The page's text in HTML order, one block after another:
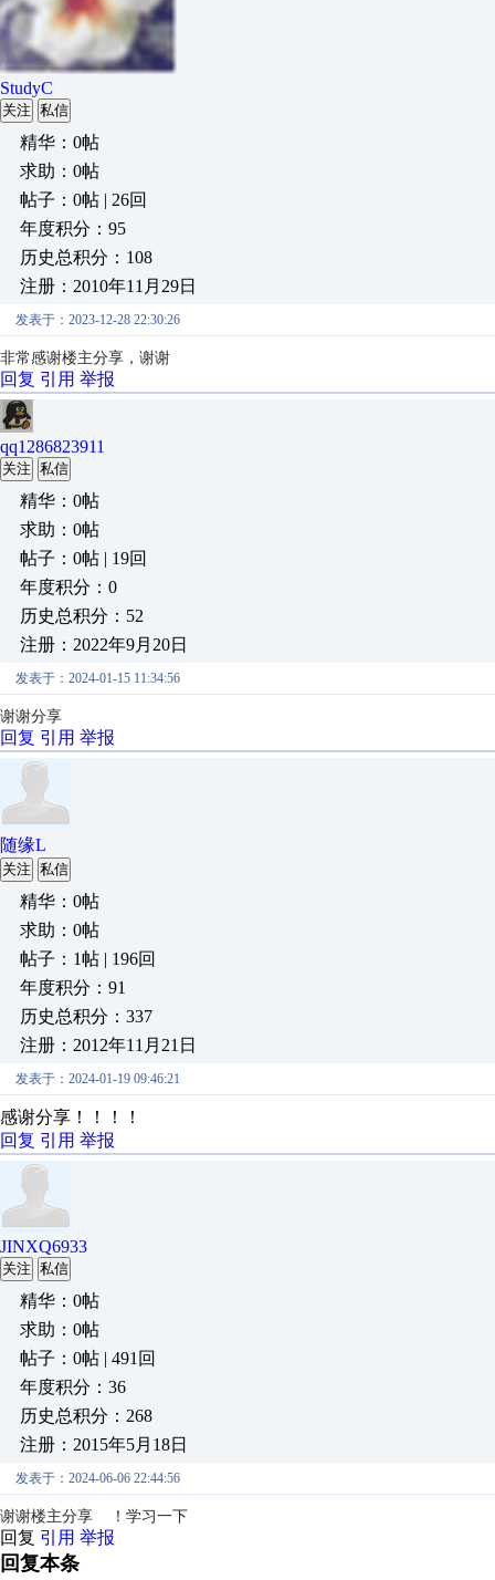
StudyC
关注 私信
精华：0帖
求助：0帖
帖子：0帖 | 26回
年度积分：95
历史总积分：108
注册：2010年11月29日
发表于：2023-12-28 22:30:26
非常感谢楼主分享，谢谢
回复 引用 举报
qq1286823911
关注 私信
精华：0帖
求助：0帖
帖子：0帖 | 19回
年度积分：0
历史总积分：52
注册：2022年9月20日
发表于：2024-01-15 11:34:56
谢谢分享
回复 引用 举报
随缘L
关注 私信
精华：0帖
求助：0帖
帖子：1帖 | 196回
年度积分：91
历史总积分：337
注册：2012年11月21日
发表于：2024-01-19 09:46:21
感谢分享！！！！
回复 引用 举报
JINXQ6933
关注 私信
精华：0帖
求助：0帖
帖子：0帖 | 491回
年度积分：36
历史总积分：268
注册：2015年5月18日
发表于：2024-06-06 22:44:56
谢谢楼主分享 ！学习一下
回复 引用 举报
回复本条